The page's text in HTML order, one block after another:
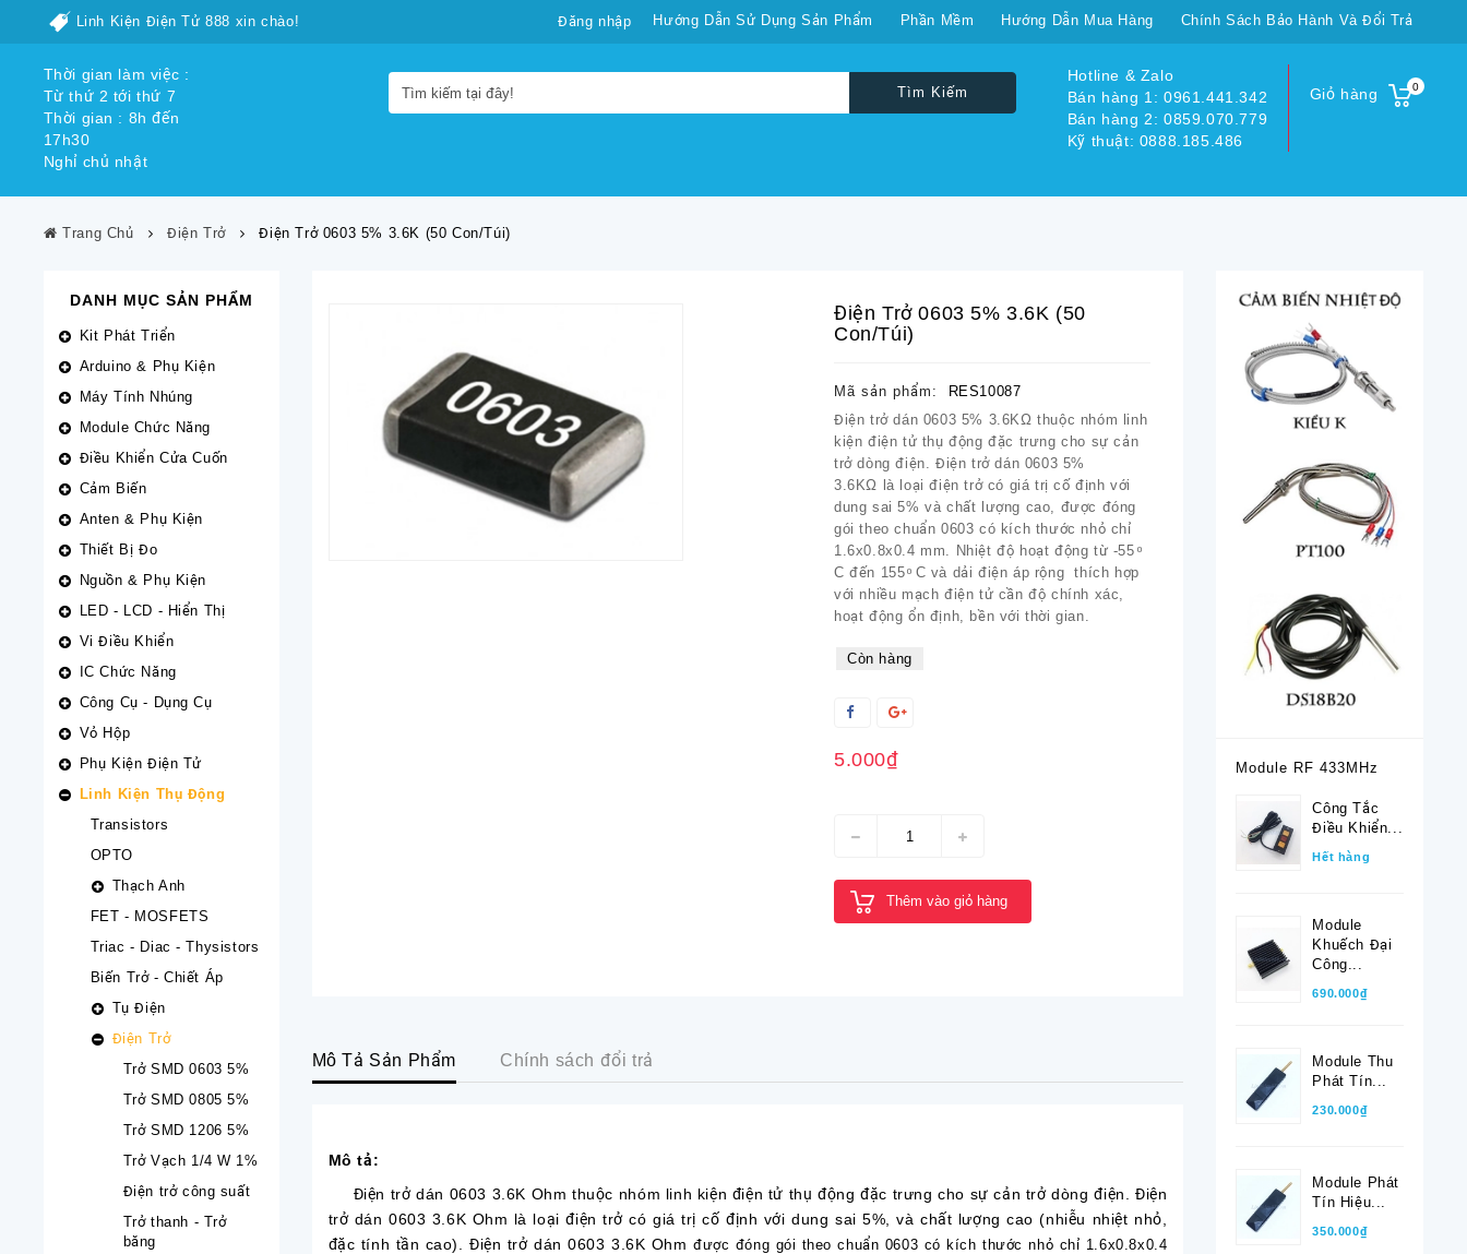
Linh Kiện Điện Tử 888 xin chào! Hướng Dẫn Sử Dụng Sản Phẩm Phần Mềm Hướng Dẫn Mua Hàng Chính Sách Bảo Hành Và Đổi Trả
Đăng nhập
Thời gian làm việc :
Từ thứ 2 tới thứ 7
Thời gian : 8h đến
17h30
Nghỉ chủ nhật
Giỏ hàng 0
Hotline & Zalo
Bán hàng 1: 0961.441.342
Bán hàng 2: 0859.070.779
Kỹ thuật: 0888.185.486
Tìm Kiếm
Trang Chủ Điện Trở Điện Trở 0603 5% 3.6K (50 Con/túi)
DANH MỤC SẢN PHẨM
Kit Phát Triển
Arduino & Phụ Kiện
Máy Tính Nhúng
Module Chức Năng
Điều Khiển Cửa Cuốn
Cảm Biến
Anten & Phụ Kiện
Thiết Bị Đo
Nguồn & Phụ Kiện
LED - LCD - Hiển Thị
Vi Điều Khiển
IC Chức Năng
Công Cụ - Dụng Cụ
Vỏ Hộp
Phụ Kiện Điện Tử
Linh Kiện Thụ Động
Transistors
OPTO
Thạch Anh
FET - MOSFETS
Triac - Diac - Thysistors
Biến Trở - Chiết Áp
Tụ Điện
Điện Trở
Trở SMD 0603 5%
Trở SMD 0805 5%
Trở SMD 1206 5%
Trở Vạch 1/4 W 1%
Điện trở công suất
Trở thanh - Trở
băng
Điện Trở 0603 5% 3.6K (50
Con/túi)
Mã sản phẩm:
RES10087
Điện trở dán 0603 5% 3.6KΩ thuộc nhóm linh
kiện điện tử thụ động đặc trưng cho sự cản
trở dòng điện. Điện trở dán 0603 5%
3.6KΩ là loại điện trở có giá trị cố định với
dung sai 5% và chất lượng cao, được đóng
gói theo chuẩn 0603 có kích thước nhỏ chỉ
1.6x0.8x0.4 mm. Nhiệt độ hoạt động từ -55 ͦ
C đến 155 ͦ C và dải điện áp rộng thích hợp
với nhiều mạch điện tử cần độ chính xác,
hoạt động ổn định, bền với thời gian.
Còn hàng
5.000₫
Thêm vào giỏ hàng
Mô Tả Sản Phẩm Chính sách đổi trả
Mô tả:
Điện trở dán 0603 3.6K Ohm thuộc nhóm linh kiện điện tử thụ động đặc trưng cho sự cản trở dòng điện. Điện
trở dán 0603 3.6K Ohm là loại điện trở có giá trị cố định với dung sai 5%, và chất lượng cao (nhiễu nhiệt nhỏ,
đặc tính tần cao). Điện trở dán 0603 3.6K Ohm được đóng gói theo chuẩn 0603 có kích thước nhỏ chỉ 1.6x0.8x0.4
Module RF 433MHz
Công Tắc
Điều Khiển...
Hết hàng
Module
Khuếch Đại
Công...
690.000₫
Module Thu
Phát Tín...
230.000₫
Module Phát
Tín Hiệu...
350.000₫